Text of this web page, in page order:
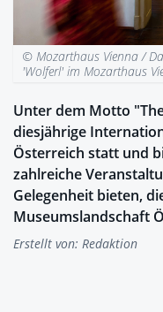
© Mozarthaus Vienna /
'Wolferl' im Mozarthaus
Unter dem Motto
diesjährige
Österreich statt und
zahlreiche
Gelegenheit bieten,
Museumslandschaft
Erstellt von: Redaktion